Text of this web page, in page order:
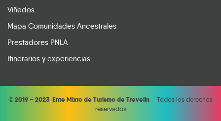
Viñedos
Mapa Comunidades Ancestrales
Prestadores PNLA
Itinerarios y experiencias
©2019 – 2023 Ente Mixto de Turismo de Trevelin – Todos los derechos
reservados